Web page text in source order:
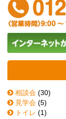
相談会 (30)
見学会 (5)
トイレ (1)